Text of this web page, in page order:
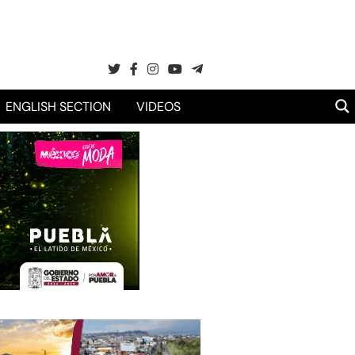
ENGLISH SECTION VIDEOS